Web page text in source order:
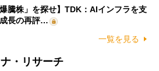
騰株」を探せ】TDK：AIインフラを支
長の再評…
一覧を見る
・リサーチ